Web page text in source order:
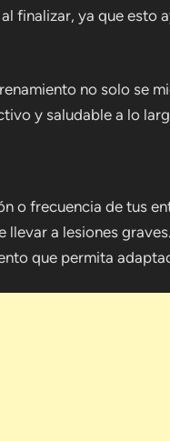
finalizar, ya que esto
no solo se
y saludable a lo
o frecuencia de tus
llevar a lesiones
que permita